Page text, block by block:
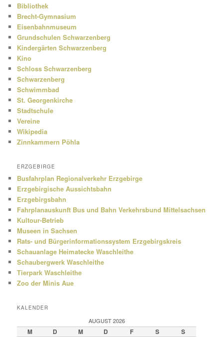
Bibliothek
Brecht-Gymnasium
Eisenbahnmuseum
Grundschulen Schwarzenberg
Kindergärten Schwarzenberg
Kino
Schloss Schwarzenberg
Schwarzenberg
Schwimmbad
St. Georgenkirche
Stadtschule
Vereine
Wikipedia
Zinnkammern Pöhla
ERZGEBIRGE
Busfahrplan Regionalverkehr Erzgebirge
Erzgebirgische Aussichtsbahn
Erzgebirgsbahn
Fahrplanauskunft Bus und Bahn Verkehrsbund Mittelsachsen
Kultour-Betrieb
Museen in Sachsen
Rats- und Bürgerinformationssystem Erzgebirgskreis
Schauanlage Heimatecke Waschleithe
Schaubergwerk Waschleithe
Tierpark Waschleithe
Zoo der Minis Aue
KALENDER
AUGUST 2026
M D M D F S S